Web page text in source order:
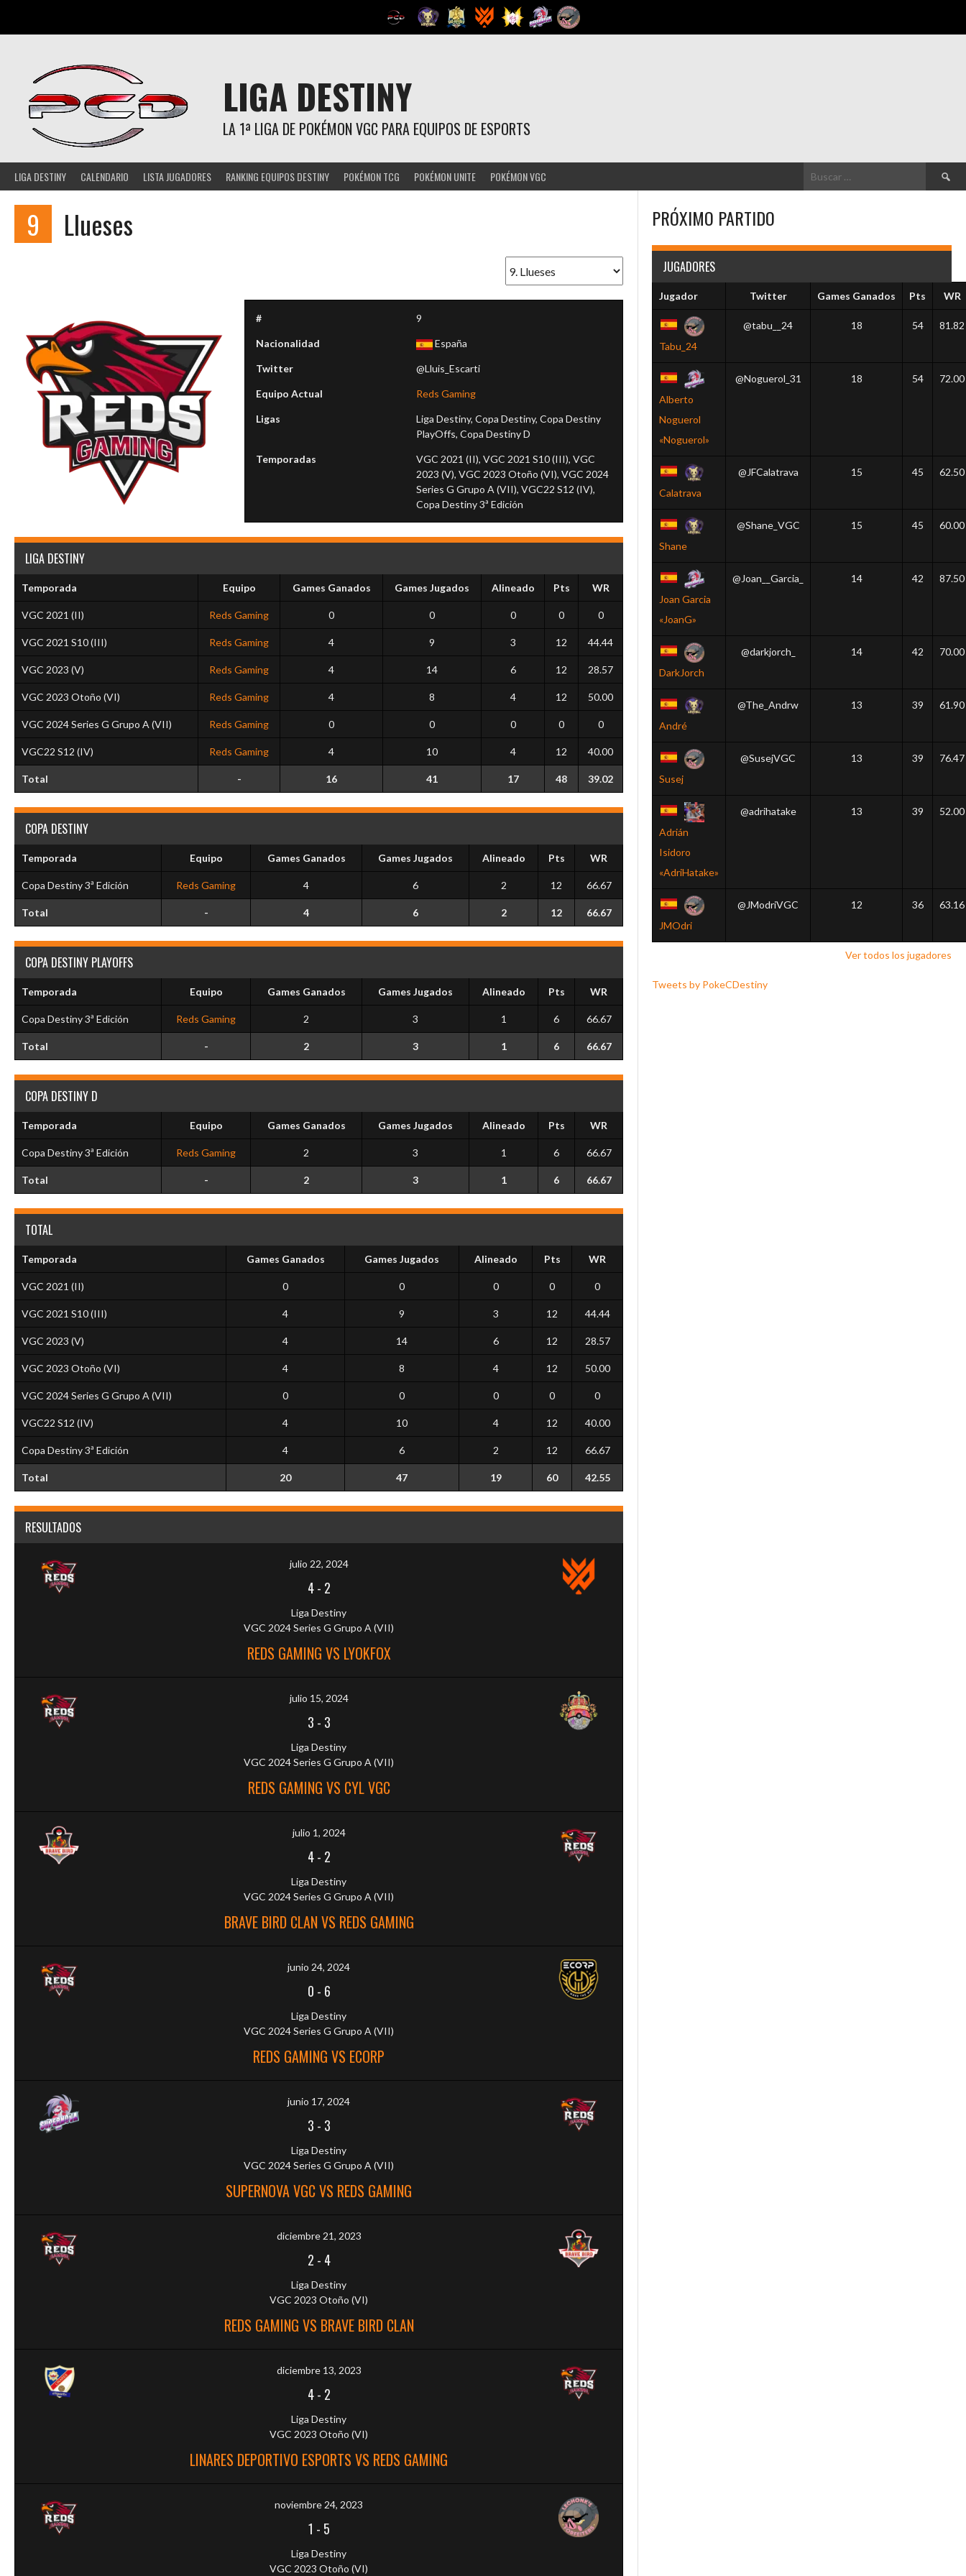
contenido
LIGA DESTINY
LA 1ª LIGA DE POKÉMON VGC PARA EQUIPOS DE ESPORTS
LIGA DESTINY CALENDARIO LISTA JUGADORES RANKING EQUIPOS DESTINY POKÉMON TCG POKÉMON UNITE POKÉMON VGC Buscar:
9 Llueses
# 9
Nacionalidad España
Twitter @Lluis_Escarti
Equipo Actual Reds Gaming
Ligas
Liga Destiny, Copa Destiny, Copa Destiny
PlayOffs, Copa Destiny D
Temporadas
VGC 2021 (II), VGC 2021 S10 (III), VGC
2023 (V), VGC 2023 Otoño (VI), VGC 2024
Series G Grupo A (VII), VGC22 S12 (IV),
Copa Destiny 3ª Edición
LIGA DESTINY
Temporada Equipo Games Ganados Games Jugados Alineado Pts WR
VGC 2021 (II) Reds Gaming 0 0 0 0 0
VGC 2021 S10 (III) Reds Gaming 4 9 3 12 44.44
VGC 2023 (V) Reds Gaming 4 14 6 12 28.57
VGC 2023 Otoño (VI) Reds Gaming 4 8 4 12 50.00
VGC 2024 Series G Grupo A (VII) Reds Gaming 0 0 0 0 0
VGC22 S12 (IV) Reds Gaming 4 10 4 12 40.00
Total - 16 41 17 48 39.02
COPA DESTINY
Temporada Equipo Games Ganados Games Jugados Alineado Pts WR
Copa Destiny 3ª Edición Reds Gaming 4 6 2 12 66.67
Total - 4 6 2 12 66.67
COPA DESTINY PLAYOFFS
Temporada Equipo Games Ganados Games Jugados Alineado Pts WR
Copa Destiny 3ª Edición Reds Gaming 2 3 1 6 66.67
Total - 2 3 1 6 66.67
COPA DESTINY D
Temporada Equipo Games Ganados Games Jugados Alineado Pts WR
Copa Destiny 3ª Edición Reds Gaming 2 3 1 6 66.67
Total - 2 3 1 6 66.67
TOTAL
Temporada Games Ganados Games Jugados Alineado Pts WR
VGC 2021 (II) 0 0 0 0 0
VGC 2021 S10 (III) 4 9 3 12 44.44
VGC 2023 (V) 4 14 6 12 28.57
VGC 2023 Otoño (VI) 4 8 4 12 50.00
VGC 2024 Series G Grupo A (VII) 0 0 0 0 0
VGC22 S12 (IV) 4 10 4 12 40.00
Copa Destiny 3ª Edición 4 6 2 12 66.67
Total 20 47 19 60 42.55
RESULTADOS
julio 22, 2024
4- 2
Liga Destiny
VGC 2024 Series G Grupo A (VII)
REDS GAMING VS LYOKFOX
julio 15, 2024
3 - 3
Liga Destiny
VGC 2024 Series G Grupo A (VII)
REDS GAMING VS CYL VGC
julio 1, 2024
4- 2
Liga Destiny
VGC 2024 Series G Grupo A (VII)
BRAVE BIRD CLAN VS REDS GAMING
junio 24, 2024
0 - 6
Liga Destiny
VGC 2024 Series G Grupo A (VII)
REDS GAMING VS ECORP
junio 17, 2024
3 - 3
Liga Destiny
VGC 2024 Series G Grupo A (VII)
SUPERNOVA VGC VS REDS GAMING
diciembre 21, 2023
2 - 4
Liga Destiny
VGC 2023 Otoño (VI)
REDS GAMING VS BRAVE BIRD CLAN
diciembre 13, 2023
4- 2
Liga Destiny
VGC 2023 Otoño (VI)
LINARES DEPORTIVO ESPORTS VS REDS GAMING
noviembre 24, 2023
1 - 5
Liga Destiny
VGC 2023 Otoño (VI)
PRÓXIMO PARTIDO
JUGADORES
Jugador Twitter Games Ganados Pts WR
Tabu_24
@tabu__24 18 54 81.82
Alberto
Noguerol
«Noguerol»
@Noguerol_31 18 54 72.00
Calatrava
@JFCalatrava 15 45 62.50
Shane
@Shane_VGC 15 45 60.00
Joan Garcia
«JoanG»
@Joan__Garcia_ 14 42 87.50
DarkJorch
@darkjorch_ 14 42 70.00
André
@The_Andrw 13 39 61.90
Susej
@SusejVGC 13 39 76.47
Adrián
Isidoro
«AdriHatake»
@adrihatake 13 39 52.00
JMOdri
@JModriVGC 12 36 63.16
Ver todos los jugadores
Tweets by PokeCDestiny